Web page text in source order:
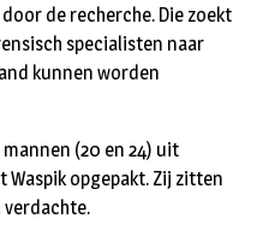
de recherche. Die zoekt
specialisten naar
kunnen worden
(20 en 24) uit
Waspik opgepakt. Zij zitten
verdachte.